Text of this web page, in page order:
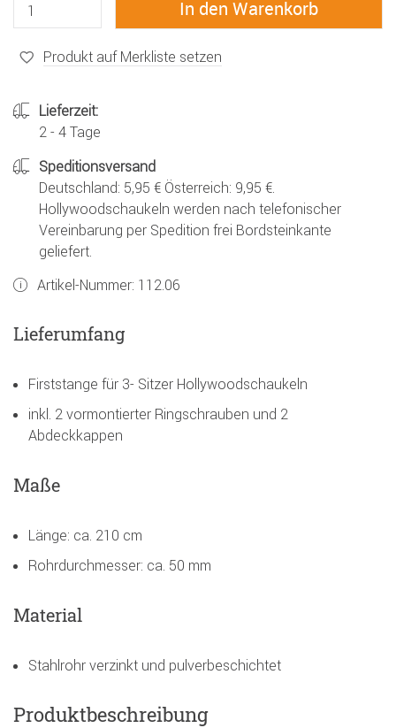
Produkt auf Merkliste setzen
Lieferzeit:
2 - 4 Tage
Speditionsversand
Deutschland: 5,95 € Österreich: 9,95 €.
Hollywoodschaukeln werden nach telefonischer
Vereinbarung per Spedition frei Bordsteinkante
geliefert.
Artikel-Nummer: 112.06
Lieferumfang
Firststange für 3- Sitzer Hollywoodschaukeln
inkl. 2 vormontierter Ringschrauben und 2
Abdeckkappen
Maße
Länge: ca. 210 cm
Rohrdurchmesser: ca. 50 mm
Material
Stahlrohr verzinkt und pulverbeschichtet
Produktbeschreibung